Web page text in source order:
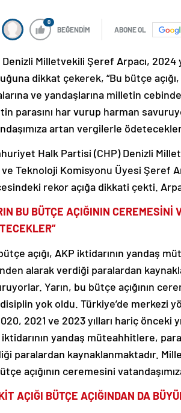
0
BEĞENDİM ABONE OL
Denizli Milletvekili Şeref Arpacı, 2024
dikkat çekerek, “Bu bütçe
ve yandaşlarına milletin
parasını har vurup harman
artan vergilerle
Halk Partisi (CHP) Denizli
Teknoloji Komisyonu Üyesi Şeref
rekor açığa dikkati çekti.
BU BÜTÇE AÇIĞININ
açığı, AKP iktidarının yandaş
alarak verdiği paralardan
Yarın, bu bütçe açığının
yok oldu. Türkiye’de merkezi
2021 ve 2023 yılları hariç önceki
iktidarının yandaş müteahhitlere,
paralardan kaynaklanmaktadır.
açığının ceremesini
AÇIĞI BÜTÇE AÇIĞINDAN DA